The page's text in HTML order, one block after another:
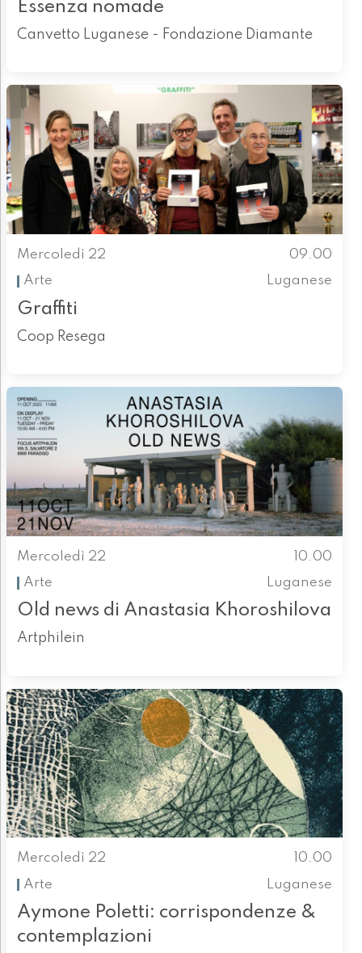
Essenza nomade
Canvetto Luganese - Fondazione Diamante
Mercoledì 22
09.00
Arte
Luganese
Graffiti
Coop Resega
Mercoledì 22
10.00
Arte
Luganese
Old news di Anastasia Khoroshilova
Artphilein
Mercoledì 22
10.00
Arte
Luganese
Aymone Poletti: corrispondenze &
contemplazioni